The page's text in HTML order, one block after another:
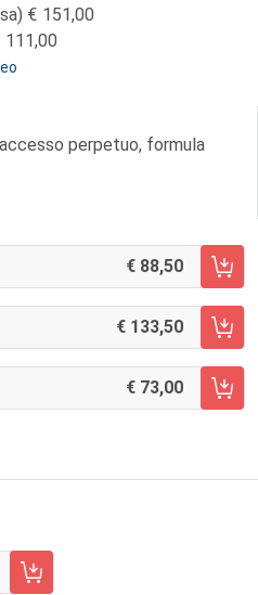
151,00
111,00
perpetuo, formula
88,50
133,50
73,00
3/2014